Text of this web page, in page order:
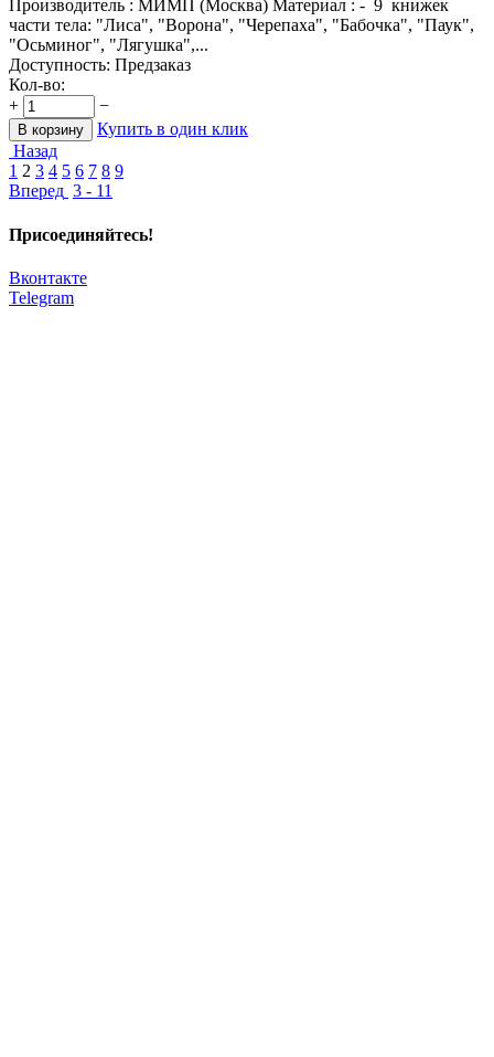
Производитель : МИМП (Москва) Материал : - 9 книжек
части тела: "Лиса", "Ворона", "Черепаха", "Бабочка", "Паук",
"Осьминог", "Лягушка",...
Доступность: Предзаказ
Кол-во:
+
−
В корзину
Купить в один клик
Назад
1 2 3 4 5 6 7 8 9
Вперед 3 - 11
Присоединяйтесь!
Вконтакте
Telegram